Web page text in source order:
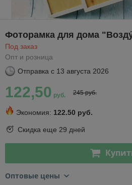
Фоторамка для дома
Под заказ
Опт и розница
Отправка с 13 августа 2026
122,50 руб. 245 руб.
Экономия: 122.50 руб.
Скидка еще 29 дней
Оптовые цены